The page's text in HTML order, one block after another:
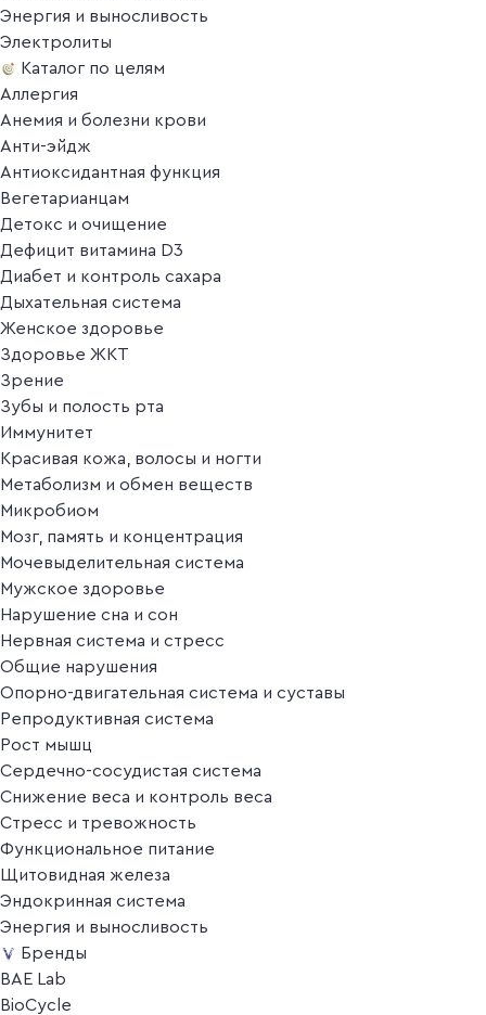
Энергия и выносливость
Электролиты
Каталог по целям
Аллергия
Анемия и болезни крови
Анти-эйдж
Антиоксидантная функция
Вегетарианцам
Детокс и очищение
Дефицит витамина D3
Диабет и контроль сахара
Дыхательная система
Женское здоровье
Здоровье ЖКТ
Зрение
Зубы и полость рта
Иммунитет
Красивая кожа, волосы и ногти
Метаболизм и обмен веществ
Микробиом
Мозг, память и концентрация
Мочевыделительная система
Мужское здоровье
Нарушение сна и сон
Нервная система и стресс
Общие нарушения
Опорно-двигательная система и суставы
Репродуктивная система
Рост мышц
Сердечно-сосудистая система
Снижение веса и контроль веса
Стресс и тревожность
Функциональное питание
Щитовидная железа
Эндокринная система
Энергия и выносливость
Бренды
BAE Lab
BioCycle